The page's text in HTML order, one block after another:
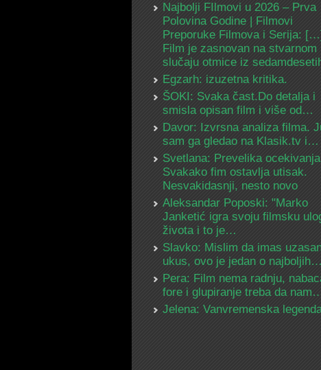
Najbolji FIlmovi u 2026 – Prva
Polovina Godine | Filmovi
Preporuke Filmova i Serija:
Film je zasnovan na stvarnom
slučaju otmice iz
Egzarh: izuzetna kritika.
ŠOKI: Svaka čast.Do detalja i
smisla opisan film i više od…
Davor: Izvrsna analiza filma.
sam ga gledao na Klasik.tv i…
Svetlana: Prevelika
Svakako fim ostavlja utisak.
Nesvakidasnji, nesto novo
Aleksandar Poposki: "Marko
Janketić igra svoju filmsku
života i to je…
Slavko: Mislim da imas
ukus, ovo je jedan o najboljih…
Pera: Film nema radnju,
fore i glupiranje treba da
Jelena: Vanvremenska